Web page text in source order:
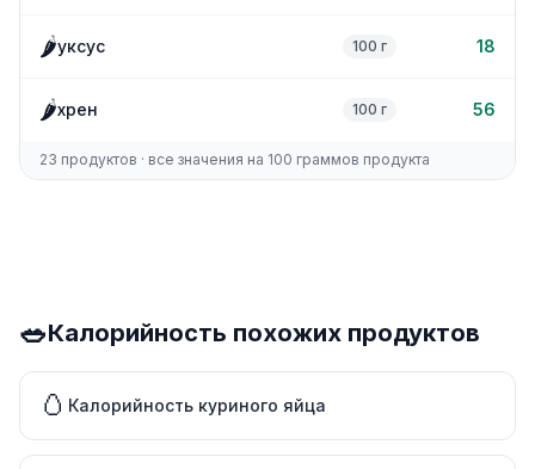
🌶️уксус 100 г 18
🌶️хрен 100 г 56
23 продуктов · все значения на 100 граммов продукта
🥗Калорийность похожих продуктов
🥚 Калорийность куриного яйца